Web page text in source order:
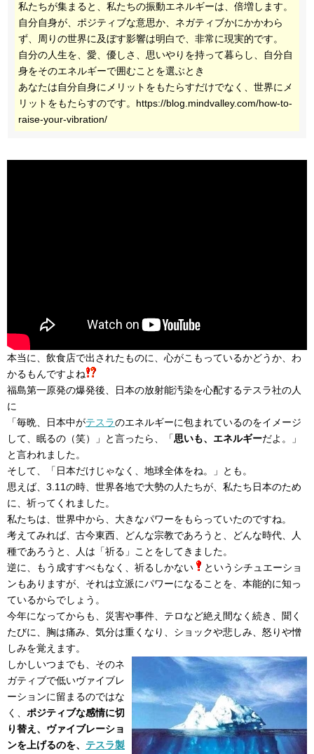
私たちが集まると、私たちの振動エネルギーは、倍増します。
自分自身が、ポジティブな意思か、ネガティブかにかかわら
ず、周りの世界に及ぼす影響は明白で、非常に現実的です。
自分の人生を、愛、優しさ、思いやりを持って暮らし、自分自
身をそのエネルギーで囲むことを選ぶとき
あなたは自分自身にメリットをもたらすだけでなく、世界にメ
リットをもたらすのです。https://blog.mindvalley.com/how-to-
raise-your-vibration/
本当に、飲食店で出されたものに、心がこもっているかどうか、わ
かるもんですよね
福島第一原発の爆発後、日本の放射能汚染を心配するテスラ社の人
に
「毎晩、日本中がテスラのエネルギーに包まれているのをイメージ
して、眠るの（笑）」と言ったら、「思いも、エネルギーだよ。」
と言われました。
そして、「日本だけじゃなく、地球全体をね。」とも。
思えば、3.11の時、世界各地で大勢の人たちが、私たち日本のため
に、祈ってくれました。
私たちは、世界中から、大きなパワーをもらっていたのですね。
考えてみれば、古今東西、どんな宗教であろうと、どんな時代、人
種であろうと、人は「祈る」ことをしてきました。
逆に、もう成すすべもなく、祈るしかない
というシチュエーショ
ンもありますが、それは立派にパワーになることを、本能的に知っ
ているからでしょう。
今年になってからも、災害や事件、テロなど絶え間なく続き、聞く
たびに、胸は痛み、気分は重くなり、ショックや悲しみ、怒りや憎
しみを覚えます。
しかしいつまでも、そのネ
ガティブで低いヴァイブレ
ーションに留まるのではな
く、 ポジティブな感情に切
り替え、ヴァイブレーショ
ンを上げるのを、 テスラ製